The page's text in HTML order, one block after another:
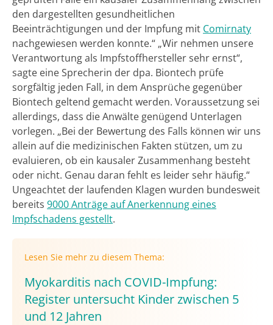
den dargestellten gesundheitlichen
Beeinträchtigungen und der Impfung mit Comirnaty
nachgewiesen werden konnte.“ „Wir nehmen unsere
Verantwortung als Impfstoffhersteller sehr ernst“,
sagte eine Sprecherin der dpa. Biontech prüfe
sorgfältig jeden Fall, in dem Ansprüche gegenüber
Biontech geltend gemacht werden. Voraussetzung sei
allerdings, dass die Anwälte genügend Unterlagen
vorlegen. „Bei der Bewertung des Falls können wir uns
allein auf die medizinischen Fakten stützen, um zu
evaluieren, ob ein kausaler Zusammenhang besteht
oder nicht. Genau daran fehlt es leider sehr häufig.“
Ungeachtet der laufenden Klagen wurden bundesweit
bereits 9000 Anträge auf Anerkennung eines
Impfschadens gestellt.
Lesen Sie mehr zu diesem Thema:
Myokarditis nach COVID-Impfung:
Register untersucht Kinder zwischen 5
und 12 Jahren